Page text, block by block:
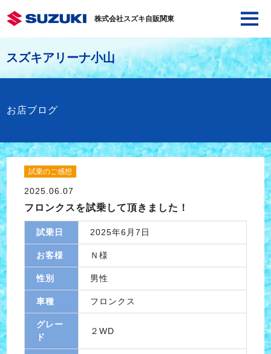
株式会社スズキ自販関東
スズキアリーナ小山
お店ブログ
試乗のご感想
2025.06.07
フロンクスを試乗して頂きました！
試乗日 2025年6月7日
お客様 Ｎ様
性別 男性
車種 フロンクス
グレー
ド
２WD